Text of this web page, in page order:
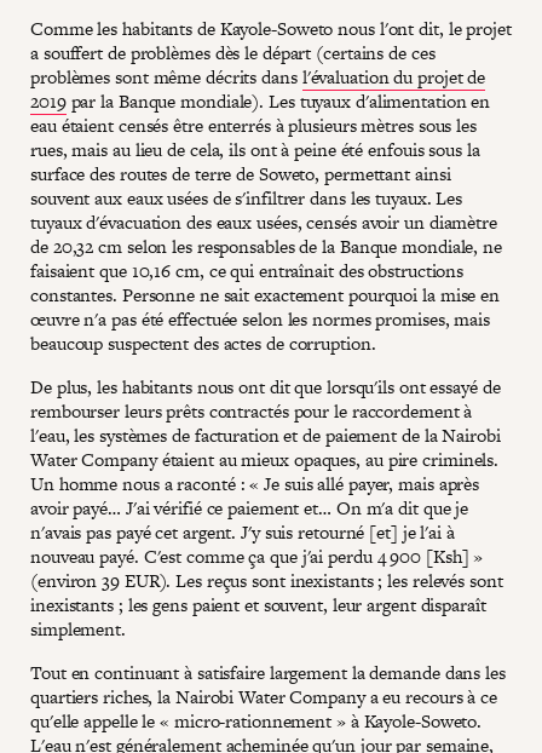
Comme les habitants de Kayole-Soweto nous l'ont dit, le projet
a souffert de problèmes dès le départ (certains de ces
problèmes sont même décrits dansl'évaluation du projet de
2019par la Banque mondiale). Les tuyaux d'alimentation en
eau étaient censés être enterrés à plusieurs mètres sous les
rues, mais au lieu de cela, ils ont à peine été enfouis sous la
surface des routes de terre de Soweto, permettant ainsi
souvent aux eaux usées de s'infiltrer dans les tuyaux. Les
tuyaux d'évacuation des eaux usées, censés avoir un diamètre
de 20,32 cm selon les responsables de la Banque mondiale, ne
faisaient que 10,16 cm, ce qui entraînait des obstructions
constantes. Personne ne sait exactement pourquoi la mise en
œuvre n'a pas été effectuée selon les normes promises, mais
beaucoup suspectent des actes de corruption.
De plus, les habitants nous ont dit que lorsqu'ils ont essayé de
rembourser leurs prêts contractés pour le raccordement à
l'eau, les systèmes de facturation et de paiement de la Nairobi
Water Company étaient au mieux opaques, au pire criminels.
Un homme nous a raconté : « Je suis allé payer, mais après
avoir payé… J'ai vérifié ce paiement et… On m'a dit que je
n'avais pas payé cet argent. J'y suis retourné [et] je l'ai à
nouveau payé. C'est comme ça que j'ai perdu 4 900 [Ksh] »
(environ 39 EUR). Les reçus sont inexistants ; les relevés sont
inexistants ; les gens paient et souvent, leur argent disparaît
simplement.
Tout en continuant à satisfaire largement la demande dans les
quartiers riches, la Nairobi Water Company a eu recours à ce
qu'elle appelle le « micro-rationnement » à Kayole-Soweto.
L'eau n'est généralement acheminée qu'un jour par semaine,